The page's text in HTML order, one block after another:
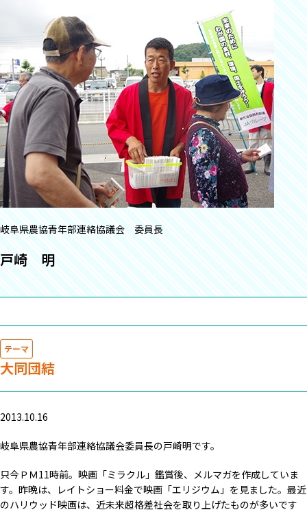
岐阜県農協青年部連絡協議会 委員長
戸崎 明
テーマ
大同団結
2013.10.16
岐阜県農協青年部連絡協議会委員長の戸崎明です。
只今ＰＭ11時前。映画「ミラクル」鑑賞後、メルマガを作成していま
す。昨晩は、レイトショー料金で映画「エリジウム」を見ました。最近
のハリウッド映画は、近未来超格差社会を取り上げたものが多いです